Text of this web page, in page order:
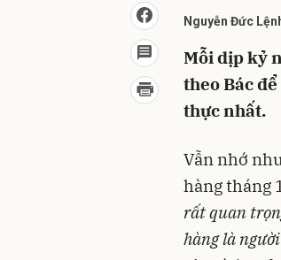
Nguyễn Đức
Mỗi dịp kỷ
theo Bác
thực nhất.
Vẫn nhớ
hàng tháng
rất quan
hàng là